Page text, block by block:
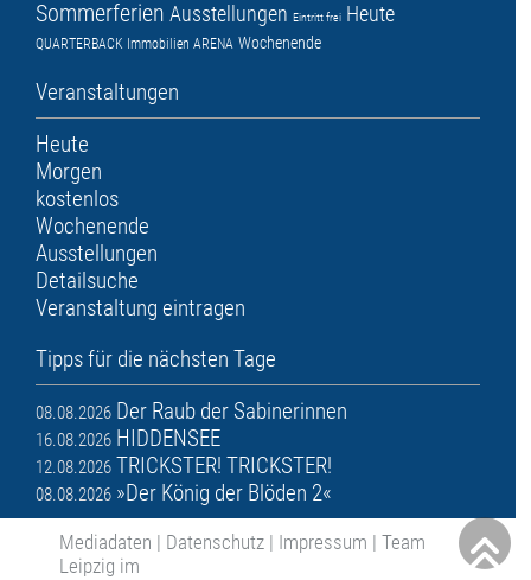
Sommerferien Ausstellungen Eintritt frei Heute
QUARTERBACK Immobilien ARENA Wochenende
Veranstaltungen
Heute
Morgen
kostenlos
Wochenende
Ausstellungen
Detailsuche
Veranstaltung eintragen
Tipps für die nächsten Tage
08.08.2026 Der Raub der Sabinerinnen
16.08.2026 HIDDENSEE
12.08.2026 TRICKSTER! TRICKSTER!
08.08.2026 »Der König der Blöden 2«
Mediadaten | Datenschutz | Impressum | Team
Leipzig im